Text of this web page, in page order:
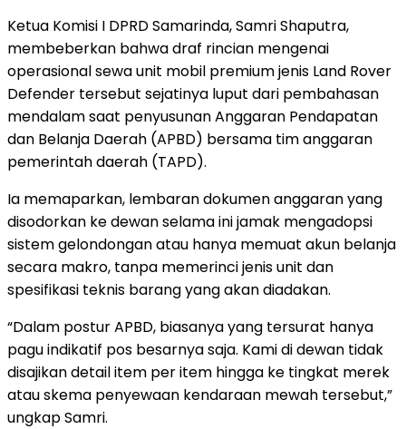
​Ketua Komisi I DPRD Samarinda, Samri Shaputra,
membeberkan bahwa draf rincian mengenai
operasional sewa unit mobil premium jenis Land Rover
Defender tersebut sejatinya luput dari pembahasan
mendalam saat penyusunan Anggaran Pendapatan
dan Belanja Daerah (APBD) bersama tim anggaran
pemerintah daerah (TAPD).
​Ia memaparkan, lembaran dokumen anggaran yang
disodorkan ke dewan selama ini jamak mengadopsi
sistem gelondongan atau hanya memuat akun belanja
secara makro, tanpa memerinci jenis unit dan
spesifikasi teknis barang yang akan diadakan.
​“Dalam postur APBD, biasanya yang tersurat hanya
pagu indikatif pos besarnya saja. Kami di dewan tidak
disajikan detail item per item hingga ke tingkat merek
atau skema penyewaan kendaraan mewah tersebut,”
ungkap Samri.